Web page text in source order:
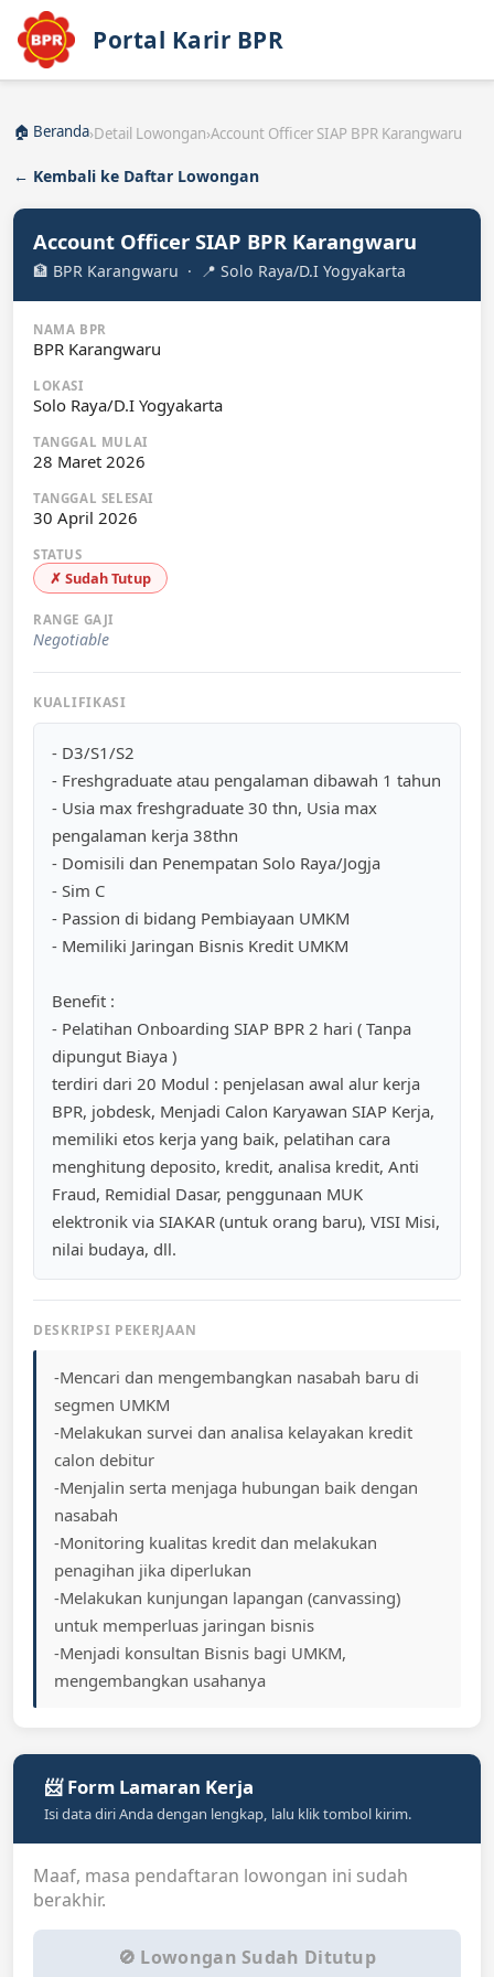
Portal Karir BPR
🏠 Beranda›Detail Lowongan›Account Officer SIAP BPR Karangwaru
← Kembali ke Daftar Lowongan
Account Officer SIAP BPR Karangwaru
🏦 BPR Karangwaru · 📍 Solo Raya/D.I Yogyakarta
NAMA BPR
BPR Karangwaru
LOKASI
Solo Raya/D.I Yogyakarta
TANGGAL MULAI
28 Maret 2026
TANGGAL SELESAI
30 April 2026
STATUS
✗ Sudah Tutup
RANGE GAJI
Negotiable
KUALIFIKASI
- D3/S1/S2
- Freshgraduate atau pengalaman dibawah 1 tahun
- Usia max freshgraduate 30 thn, Usia max
pengalaman kerja 38thn
- Domisili dan Penempatan Solo Raya/Jogja
- Sim C
- Passion di bidang Pembiayaan UMKM
- Memiliki Jaringan Bisnis Kredit UMKM
Benefit :
- Pelatihan Onboarding SIAP BPR 2 hari ( Tanpa
dipungut Biaya )
terdiri dari 20 Modul : penjelasan awal alur kerja
BPR, jobdesk, Menjadi Calon Karyawan SIAP Kerja,
memiliki etos kerja yang baik, pelatihan cara
menghitung deposito, kredit, analisa kredit, Anti
Fraud, Remidial Dasar, penggunaan MUK
elektronik via SIAKAR (untuk orang baru), VISI Misi,
nilai budaya, dll.
DESKRIPSI PEKERJAAN
-Mencari dan mengembangkan nasabah baru di
segmen UMKM
-Melakukan survei dan analisa kelayakan kredit
calon debitur
-Menjalin serta menjaga hubungan baik dengan
nasabah
-Monitoring kualitas kredit dan melakukan
penagihan jika diperlukan
-Melakukan kunjungan lapangan (canvassing)
untuk memperluas jaringan bisnis
-Menjadi konsultan Bisnis bagi UMKM,
mengembangkan usahanya
📨 Form Lamaran Kerja
Isi data diri Anda dengan lengkap, lalu klik tombol kirim.
Maaf, masa pendaftaran lowongan ini sudah
berakhir.
🚫 Lowongan Sudah Ditutup